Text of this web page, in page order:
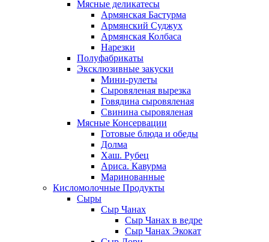
Мясные деликатесы
Армянская Бастурма
Армянский Суджух
Армянская Колбаса
Нарезки
Полуфабрикаты
Эксклюзивные закуски
Мини-рулеты
Сыровяленая вырезка
Говядина сыровяленая
Свинина сыровяленая
Мясные Консервации
Готовые блюда и обеды
Долма
Хаш. Рубец
Ариса. Кавурма
Маринованные
Кисломолочные Продукты
Сыры
Сыр Чанах
Сыр Чанах в ведре
Сыр Чанах Экокат